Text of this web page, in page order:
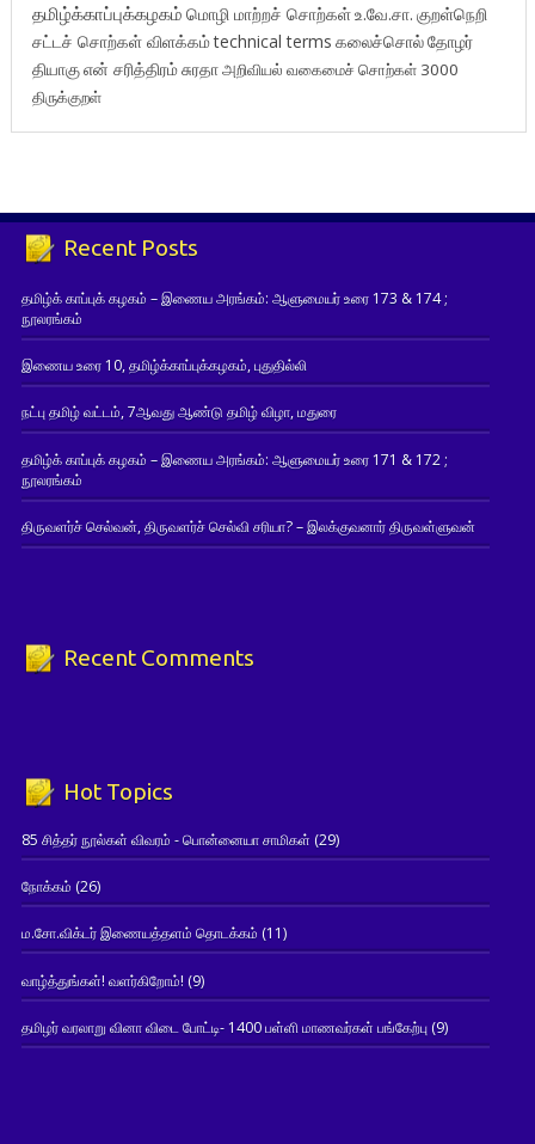
தமிழ்க்காப்புக்கழகம் மொழி மாற்றச் சொற்கள்உ.வே.சா. குறள்நெறி
சட்டச் சொற்கள் விளக்கம்technical terms கலைச்சொல்தோழர்
தியாகுஎன் சரித்திரம்சுரதாஅறிவியல் வகைமைச் சொற்கள் 3000
திருக்குறள்
Recent Posts
தமிழ்க் காப்புக் கழகம் – இணைய அரங்கம்: ஆளுமையர் உரை 173 & 174 ;
நூலரங்கம்
இணைய உரை 10, தமிழ்க்காப்புக்கழகம், புதுதில்லி
நட்பு தமிழ் வட்டம், 7ஆவது ஆண்டு தமிழ் விழா, மதுரை
தமிழ்க் காப்புக் கழகம் – இணைய அரங்கம்: ஆளுமையர் உரை 171 & 172 ;
நூலரங்கம்
திருவளர்ச் செல்வன், திருவளர்ச் செல்வி சரியா? – இலக்குவனார் திருவள்ளுவன்
Recent Comments
Hot Topics
85 சித்தர் நூல்கள் விவரம் - பொன்னையா சாமிகள் (29)
நோக்கம் (26)
ம.சோ.விக்டர் இணையத்தளம் தொடக்கம் (11)
வாழ்த்துங்கள்! வளர்கிறோம்! (9)
தமிழர் வரலாறு வினா விடை போட்டி- 1400 பள்ளி மாணவர்கள் பங்கேற்பு(9)